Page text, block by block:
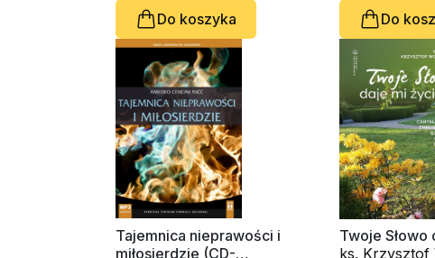
Do koszyka
Do
Tajemnica nieprawości i
miłosierdzie (CD-
Twoje
ks. Krzysztof